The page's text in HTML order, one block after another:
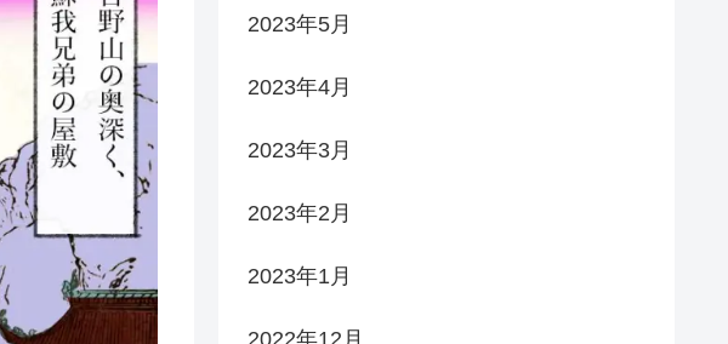
2023年5月
2023年4月
2023年3月
2023年2月
2023年1月
2022年12月